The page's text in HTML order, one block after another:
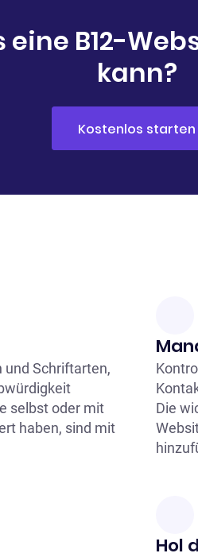
B12-
kann?
Kostenlos starten
und Schriftarten,
selbst oder mit
haben, sind mit
Die
Hol